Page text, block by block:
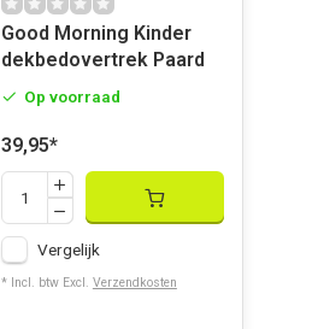
Good Morning Kinder
dekbedovertrek Paard
Op voorraad
39,95*
Vergelijk
* Incl. btw Excl. Verzendkosten